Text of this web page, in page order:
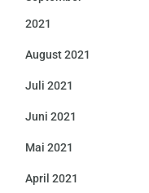
2021
August 2021
Juli 2021
Juni 2021
Mai 2021
April 2021